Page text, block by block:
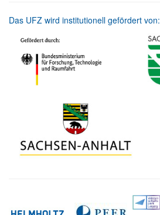
Das UFZ wird institutionell gefördert von: